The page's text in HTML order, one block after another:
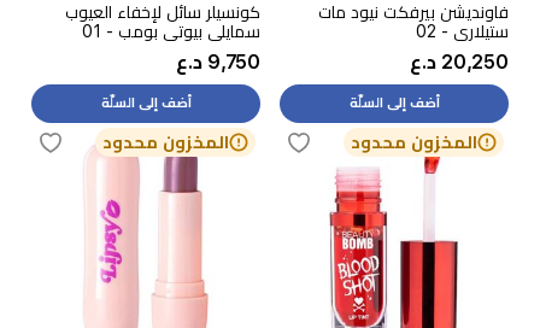
فاونديشن بيرفكت نيود مات
ستيلاري - 02
20,250 د.ع
أضف إلى السلّة
كونسيلر سائل لإخفاء العيوب
سمايلي بيوتي بومب - 01
9,750 د.ع
أضف إلى السلّة
المخزون محدود المخزون محدود